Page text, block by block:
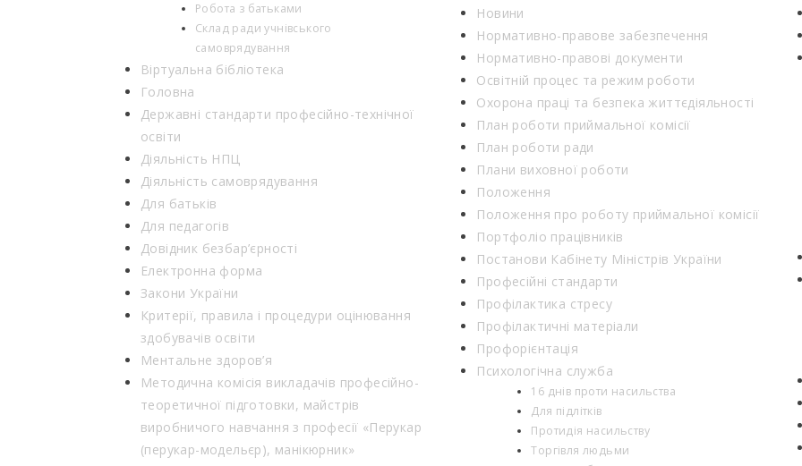
Робота з батьками
Склад ради учнівського
самоврядування
Віртуальна бібліотека
Головна
Державні стандарти професійно-технічної
освіти
Діяльність НПЦ
Діяльність самоврядування
Для батьків
Для педагогів
Довідник безбар’єрності
Електронна форма
Закони України
Критерії, правила і процедури оцінювання
здобувачів освіти
Ментальне здоров’я
Методична комісія викладачів професійно-
теоретичної підготовки, майстрів
виробничого навчання з професії «Перукар
(перукар-модельєр), манікюрник»
Новини
Нормативно-правове забезпечення
Нормативно-правові документи
Освітній процес та режим роботи
Охорона праці та безпека життєдіяльності
План роботи приймальної комісії
План роботи ради
Плани виховної роботи
Положення
Положення про роботу приймальної комісії
Портфоліо працівників
Постанови Кабінету Міністрів України
Професійні стандарти
Профілактика стресу
Профілактичні матеріали
Профорієнтація
Психологічна служба
16 днів проти насильства
Для підлітків
Протидія насильству
Торгівля людьми